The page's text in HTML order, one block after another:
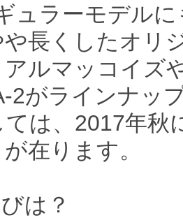
ュラーモデル
や長くしたオリ
ルマッコイズ
2がラインナッ
は、2017年秋
在ります。
は？